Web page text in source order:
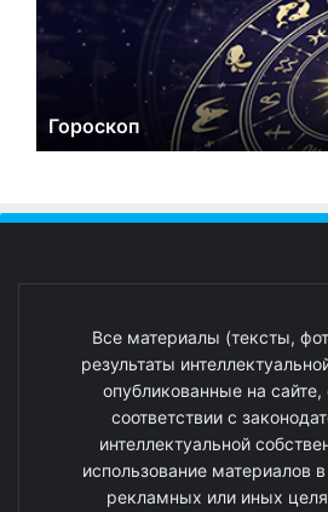
Гороскоп
Все материалы (тексты,
результаты
опубликованные на
соответствии с
интеллектуальной
использование материалов
рекламных или иных